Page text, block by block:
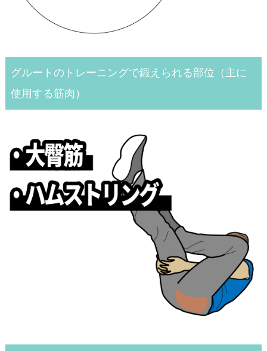
グルートのトレーニングで鍛えられる部位（主に
使用する筋肉）